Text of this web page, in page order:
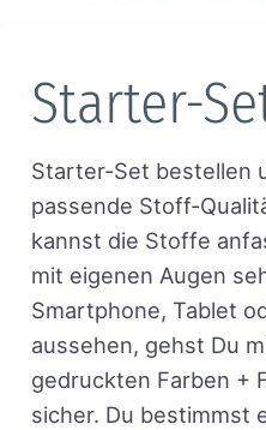
Starter-
Starter-Set bestellen
passende Stoff-
kannst die Stoffe
mit eigenen Augen
Smartphone, Tablet
aussehen, gehst Du
gedruckten Farben +
sicher. Du bestimmst